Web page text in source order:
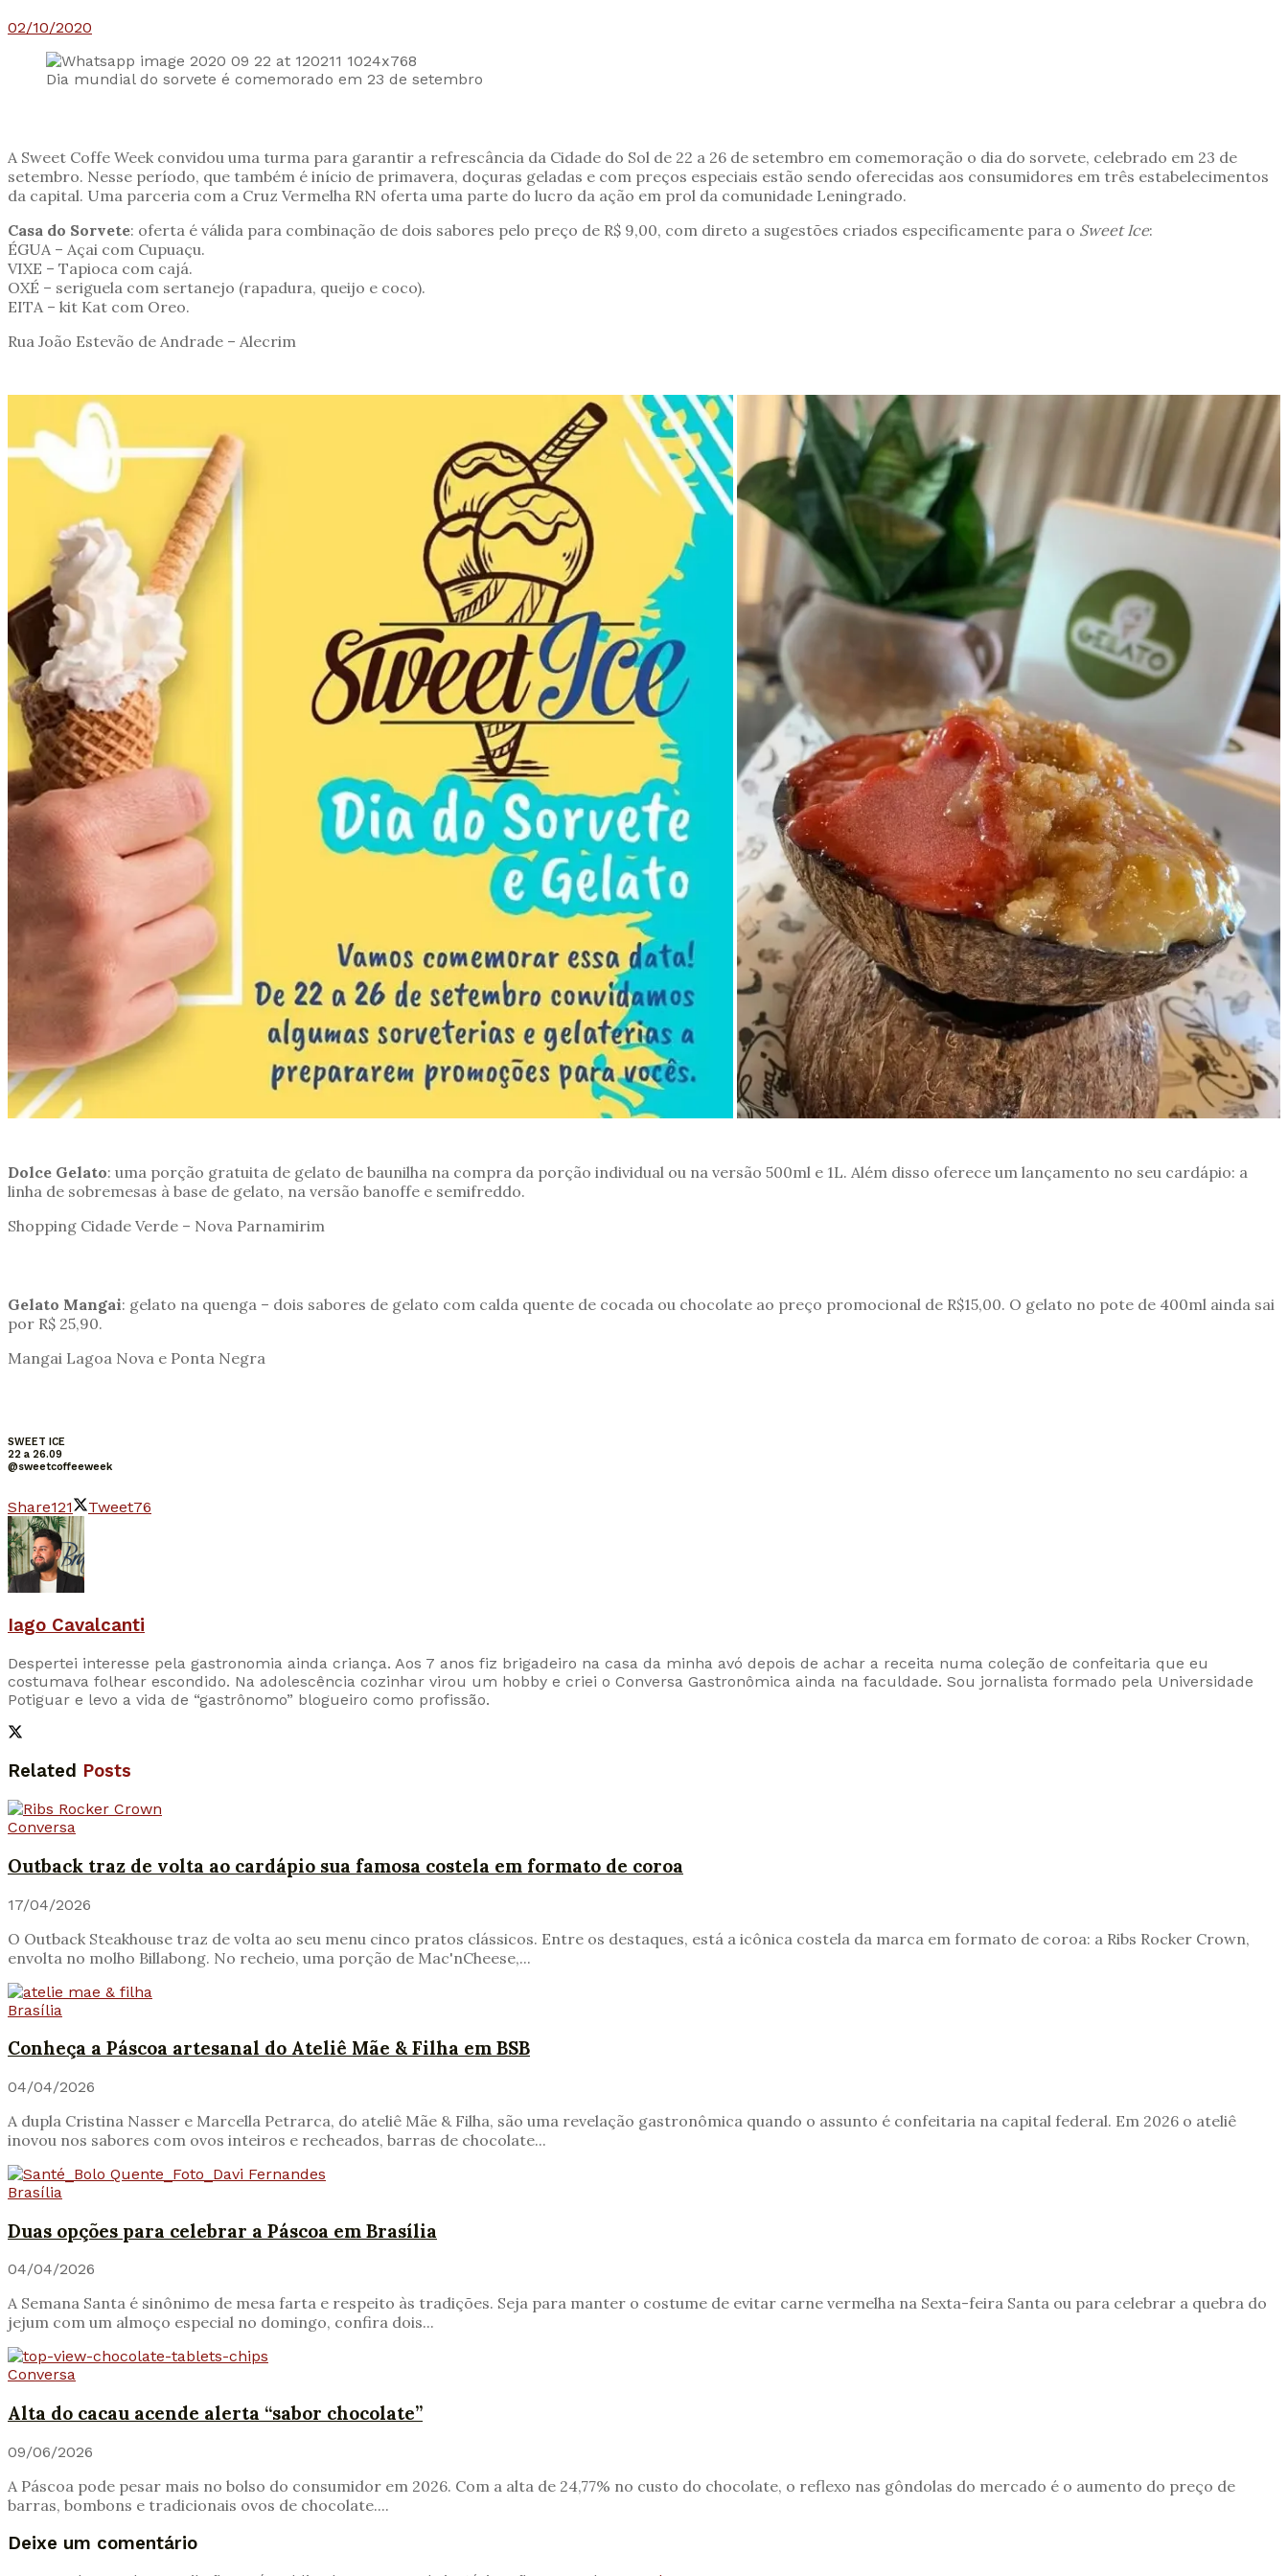
02/10/2020
Dia mundial do sorvete é comemorado em 23 de setembro
A Sweet Coffe Week convidou uma turma para garantir a refrescância da Cidade do Sol de 22 a 26 de setembro em comemoração o dia do sorvete, celebrado em 23 de
setembro. Nesse período, que também é início de primavera, doçuras geladas e com preços especiais estão sendo oferecidas aos consumidores em três estabelecimentos
da capital. Uma parceria com a Cruz Vermelha RN oferta uma parte do lucro da ação em prol da comunidade Leningrado.
Casa do Sorvete: oferta é válida para combinação de dois sabores pelo preço de R$ 9,00, com direto a sugestões criados especificamente para o Sweet Ice:
ÉGUA – Açai com Cupuaçu.
VIXE – Tapioca com cajá.
OXÉ – seriguela com sertanejo (rapadura, queijo e coco).
EITA – kit Kat com Oreo.
Rua João Estevão de Andrade – Alecrim
Dolce Gelato: uma porção gratuita de gelato de baunilha na compra da porção individual ou na versão 500ml e 1L. Além disso oferece um lançamento no seu cardápio: a
linha de sobremesas à base de gelato, na versão banoffe e semifreddo.
Shopping Cidade Verde – Nova Parnamirim
Gelato Mangai: gelato na quenga – dois sabores de gelato com calda quente de cocada ou chocolate ao preço promocional de R$15,00. O gelato no pote de 400ml ainda sai
por R$ 25,90.
Mangai Lagoa Nova e Ponta Negra
SWEET ICE
22 a 26.09
@sweetcoffeeweek
Share121 Tweet76
Iago Cavalcanti
Despertei interesse pela gastronomia ainda criança. Aos 7 anos fiz brigadeiro na casa da minha avó depois de achar a receita numa coleção de confeitaria que eu
costumava folhear escondido. Na adolescência cozinhar virou um hobby e criei o Conversa Gastronômica ainda na faculdade. Sou jornalista formado pela Universidade
Potiguar e levo a vida de “gastrônomo” blogueiro como profissão.
Related Posts
Conversa
Outback traz de volta ao cardápio sua famosa costela em formato de coroa
17/04/2026
O Outback Steakhouse traz de volta ao seu menu cinco pratos clássicos. Entre os destaques, está a icônica costela da marca em formato de coroa: a Ribs Rocker Crown,
envolta no molho Billabong. No recheio, uma porção de Mac'nCheese,...
Brasília
Conheça a Páscoa artesanal do Ateliê Mãe & Filha em BSB
04/04/2026
A dupla Cristina Nasser e Marcella Petrarca, do ateliê Mãe & Filha, são uma revelação gastronômica quando o assunto é confeitaria na capital federal. Em 2026 o ateliê
inovou nos sabores com ovos inteiros e recheados, barras de chocolate...
Brasília
Duas opções para celebrar a Páscoa em Brasília
04/04/2026
A Semana Santa é sinônimo de mesa farta e respeito às tradições. Seja para manter o costume de evitar carne vermelha na Sexta-feira Santa ou para celebrar a quebra do
jejum com um almoço especial no domingo, confira dois...
Conversa
Alta do cacau acende alerta “sabor chocolate”
09/06/2026
A Páscoa pode pesar mais no bolso do consumidor em 2026. Com a alta de 24,77% no custo do chocolate, o reflexo nas gôndolas do mercado é o aumento do preço de
barras, bombons e tradicionais ovos de chocolate....
Deixe um comentário